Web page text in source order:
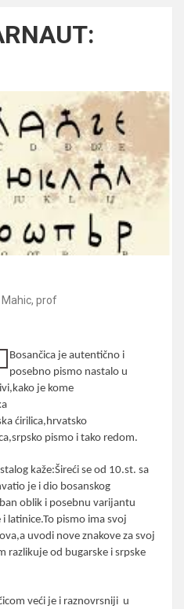
Mahic, prof
Bosančica je autentično i
posebno pismo nastalo u
je kome
ćirilica,hrvatsko
pismo i tako redom.
kaže:Šireći se od 10.st. sa
je i dio bosanskog
oblik i posebnu varijantu
latinice.To pismo ima svoj
uvodi nove znakove za svoj
razlikuje od bugarske i srpske
veći je i raznovrsniji u